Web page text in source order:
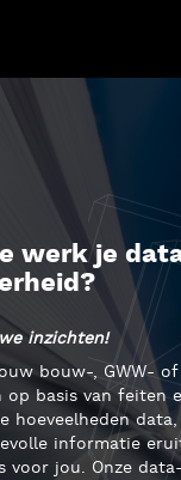
werk je
inzichten!
bouw-, GWW-
op basis van feiten
hoeveelheden
informatie
voor jou. Onze